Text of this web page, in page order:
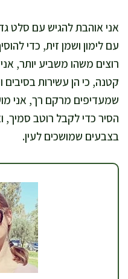
אני אוהבת להגיש עם סלט
רוצים משהו משביע יותר,
קטנה, כי הן עשירות בסיבים
שמעדיפים מרקם רך, אני
הסיר כדי לקבל רוטב סמיך,
בצבעים שמושכים לעין.